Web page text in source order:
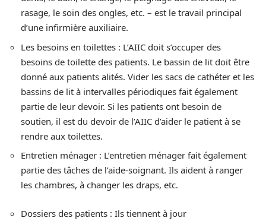
rasage, le soin des ongles, etc. – est le travail principal
d’une infirmière auxiliaire.
Les besoins en toilettes : L’AIIC doit s’occuper des
besoins de toilette des patients. Le bassin de lit doit être
donné aux patients alités. Vider les sacs de cathéter et les
bassins de lit à intervalles périodiques fait également
partie de leur devoir. Si les patients ont besoin de
soutien, il est du devoir de l’AIIC d’aider le patient à se
rendre aux toilettes.
Entretien ménager : L’entretien ménager fait également
partie des tâches de l’aide-soignant. Ils aident à ranger
les chambres, à changer les draps, etc.
Dossiers des patients : Ils tiennent à jour